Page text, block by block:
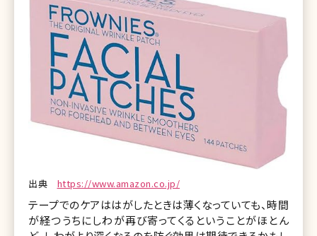
出典 https://www.amazon.co.jp/
テープでのケアははがしたときは薄くなっていても、時間
が経つうちにしわが再び寄ってくるということがほとん